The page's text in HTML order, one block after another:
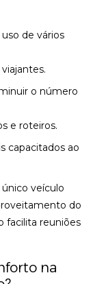
e roteiros.
veículo
do
facilita reuniões
na